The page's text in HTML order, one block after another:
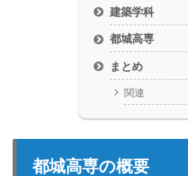
建築学科
都城高専
まとめ
関連
都城高専の概要